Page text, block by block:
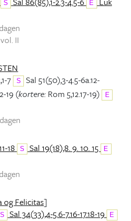
S E
II
7 S
Sal 51(50),3-4.5-6a.12-
19 (kortere: Rom 5,12.17-19) E
18 S Sal 19(18),8. 9. 10. 15 E
og Felicitas]
S Sal 34(33),4-5.6-7.16-17.18-19 E